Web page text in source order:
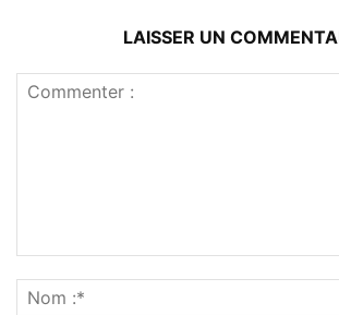
LAISSER UN